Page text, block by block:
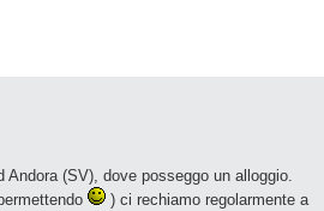
(SV), dove posseggo un alloggio.
) ci rechiamo regolarmente a